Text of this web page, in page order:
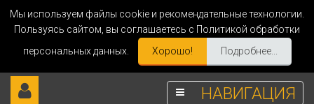
Мы используем файлы cookie и рекомендательные технологии.
Пользуясь сайтом, вы соглашаетесь с Политикой обработки
персональных данных.
Хорошо! Подробнее...
НАВИГАЦИЯ